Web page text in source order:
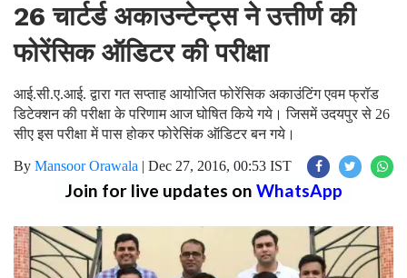
26 चार्टर्ड अकाउन्टेन्ट्स ने उत्तीर्ण की
फोरेंसिक ऑडिटर की परीक्षा
आई.सी.ए.आई. द्वारा गत सप्ताह आयोजित फोरेंसिक अकाउंटिंग एवम फ्रॉड
डिटेक्शन की परीक्षा के परिणाम आज घोषित किये गये। जिसमें उदयपुर से 26
सीए इस परीक्षा में पास होकर फोरेसिंक ऑडिटर बन गये।
By Mansoor Orawala | Dec 27, 2016, 00:53 IST
Join for live updates on WhatsApp